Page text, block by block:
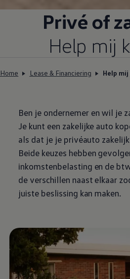
Privé of
Help mij
Home Lease & Financiering Help
Ben je ondernemer en wil je
Je kunt een zakelijke auto
als dat je je privéauto
Beide keuzes hebben
inkomstenbelasting en de
de verschillen naast elkaar
juiste beslissing kan maken.